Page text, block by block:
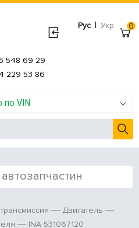
Рус | Укр
по VIN
548 69 29
229 53 86
0
Двигатель
INA 531067120